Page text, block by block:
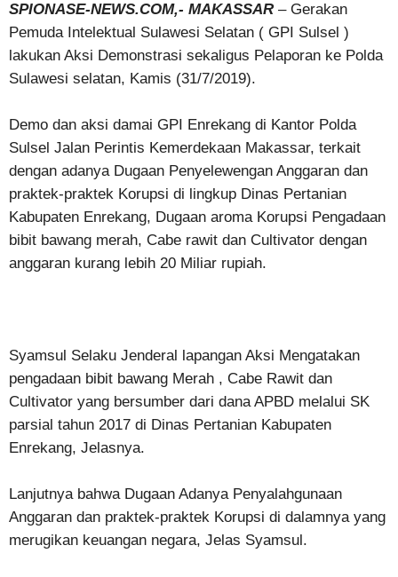
SPIONASE-NEWS.COM,- MAKASSAR – Gerakan
Pemuda Intelektual Sulawesi Selatan ( GPI Sulsel )
lakukan Aksi Demonstrasi sekaligus Pelaporan ke Polda
Sulawesi selatan, Kamis (31/7/2019).
Demo dan aksi damai GPI Enrekang di Kantor Polda
Sulsel Jalan Perintis Kemerdekaan Makassar, terkait
dengan adanya Dugaan Penyelewengan Anggaran dan
praktek-praktek Korupsi di lingkup Dinas Pertanian
Kabupaten Enrekang, Dugaan aroma Korupsi Pengadaan
bibit bawang merah, Cabe rawit dan Cultivator dengan
anggaran kurang lebih 20 Miliar rupiah.
Syamsul Selaku Jenderal lapangan Aksi Mengatakan
pengadaan bibit bawang Merah , Cabe Rawit dan
Cultivator yang bersumber dari dana APBD melalui SK
parsial tahun 2017 di Dinas Pertanian Kabupaten
Enrekang, Jelasnya.
Lanjutnya bahwa Dugaan Adanya Penyalahgunaan
Anggaran dan praktek-praktek Korupsi di dalamnya yang
merugikan keuangan negara, Jelas Syamsul.